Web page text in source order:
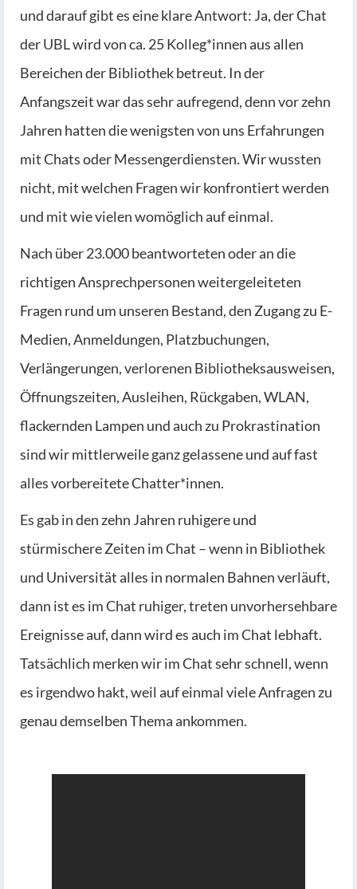
und darauf gibt es eine klare Antwort: Ja, der Chat
der UBL wird von ca. 25 Kolleg*innen aus allen
Bereichen der Bibliothek betreut. In der
Anfangszeit war das sehr aufregend, denn vor zehn
Jahren hatten die wenigsten von uns Erfahrungen
mit Chats oder Messengerdiensten. Wir wussten
nicht, mit welchen Fragen wir konfrontiert werden
und mit wie vielen womöglich auf einmal.
Nach über 23.000 beantworteten oder an die
richtigen Ansprechpersonen weitergeleiteten
Fragen rund um unseren Bestand, den Zugang zu E-
Medien, Anmeldungen, Platzbuchungen,
Verlängerungen, verlorenen Bibliotheksausweisen,
Öffnungszeiten, Ausleihen, Rückgaben, WLAN,
flackernden Lampen und auch zu Prokrastination
sind wir mittlerweile ganz gelassene und auf fast
alles vorbereitete Chatter*innen.
Es gab in den zehn Jahren ruhigere und
stürmischere Zeiten im Chat – wenn in Bibliothek
und Universität alles in normalen Bahnen verläuft,
dann ist es im Chat ruhiger, treten unvorhersehbare
Ereignisse auf, dann wird es auch im Chat lebhaft.
Tatsächlich merken wir im Chat sehr schnell, wenn
es irgendwo hakt, weil auf einmal viele Anfragen zu
genau demselben Thema ankommen.